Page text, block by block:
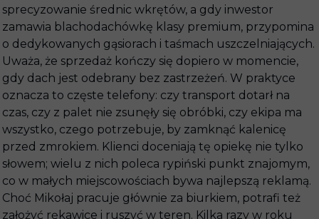
sprecyzowanie średnic wkrętów, a gdy inwestor
zamawia blachodachówkę klasy premium, przypomina
o dedykowanych gąsiorach i taśmach uszczelniających.
Uważa, że sprzedaż kończy się dopiero w momencie,
gdy dach jest odebrany bez zastrzeżeń. W praktyce
oznacza to częste telefony: czy transport dotarł na
czas, czy z palet nie zsunęły się obróbki, czy ekipa ma
wszystko, czego potrzebuje, by zamknąć kalenicę
przed zmrokiem. Klienci doceniają tę opiekę nie tylko
słowem; wielu z nich poleca rypiński punkt znajomym,
co w małych miejscowościach bywa najlepszą reklamą.
Choć Mikołaj pracuje głównie za biurkiem, potrafi też
założyć rękawice i ruszyć w teren. Kilka razy w roku